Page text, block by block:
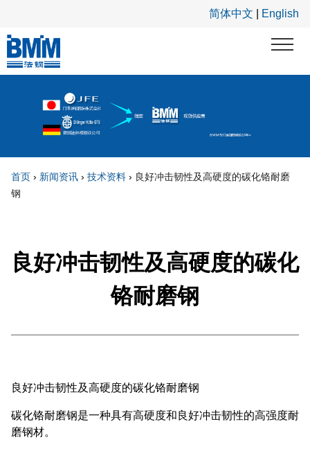
简体中文 English
你在这里
首页 › 新闻资讯 › 技术资料 › 良好冲击韧性及高硬度的碳化铬耐磨
钢
良好冲击韧性及高硬度的碳化
铬耐磨钢
良好冲击韧性及高硬度的碳化铬耐磨钢
碳化铬耐磨钢是一种具有高硬度和良好冲击韧性的高强度耐
磨钢材。